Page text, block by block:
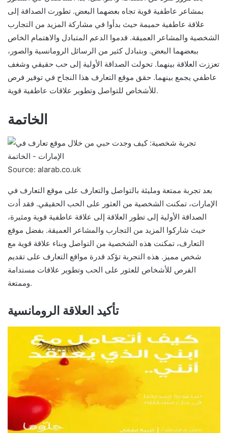
بمشاعر عاطفية قوية تجاه بعضهما البعض. تطورت الصداقة إلى
علاقة عاطفية حميمة حيث بدأوا في مشاركة المزيد من التجارب
الشخصية والمشاعر العميقة. قدموا الدعم المتبادل والاهتمام الخاص
ببعضهما البعض. وبتبادل كثير من الرسائل الرومانسية والصور،
تعززت العلاقة بينهما. تحولت الصداقة الأولية إلى حب حقيقي وشغف
عاطفي يجمع بينهما. حقق موقع التعارف هذا النجاح في توفير فرص
للأشخاص للتواصل وتطوير علاقات عاطفية قوية.
الخاتمة
Source: alarab.co.uk
بعد تجربة ممتعة ومليئة بالتواصل والتعارف على موقع التعارف في
الإمارات، تمكنت الشخصية من العثور على الحب الحقيقي. فقد أدت
الصداقة الأولية إلى تطور العلاقة إلى علاقة عاطفية قوية ومثيرة،
حيث شاركوا المزيد من التجارب والمشاعر العميقة. بفضل موقع
التعارف، تمكنت هذه الشخصية من التواصل وبناء علاقة قوية مع
شخص مميز. هذه التجربة تؤكد قدرة مواقع التعارف على تقديم
الفرص للأشخاص للعثور على الحب وتطوير علاقات مستدامة
وممتعة.
تأكيد العلاقة الرومانسية